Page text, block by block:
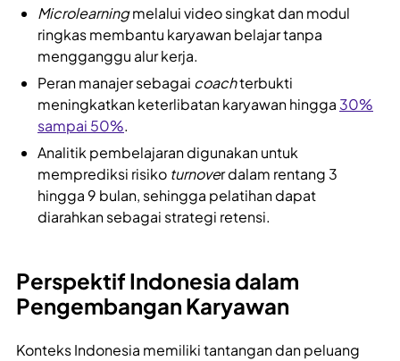
Microlearningmelalui video singkat dan modul
ringkas membantu karyawan belajar tanpa
mengganggu alur kerja.
Peran manajer sebagai coachterbukti
meningkatkan keterlibatan karyawan hingga 30%
sampai 50%.
Analitik pembelajaran digunakan untuk
memprediksi risiko turnover dalam rentang 3
hingga 9 bulan, sehingga pelatihan dapat
diarahkan sebagai strategi retensi.
Perspektif Indonesia dalam
Pengembangan Karyawan
Konteks Indonesia memiliki tantangan dan peluang